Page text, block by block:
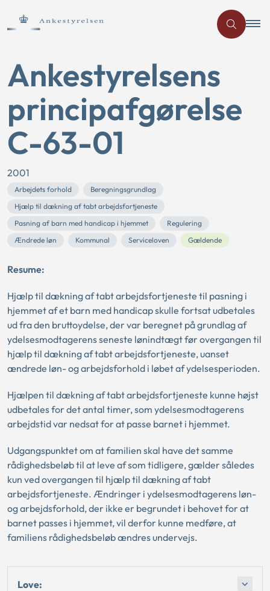
Ankestyrelsens
principafgørelse
C-63-01
2001
Arbejdets forhold
Beregningsgrundlag
Hjælp til dækning af tabt arbejdsfortjeneste
Pasning af barn med handicap i hjemmet
Regulering
Ændrede løn
Kommunal Serviceloven Gældende
Resume:
Hjælp til dækning af tabt arbejdsfortjeneste til pasning i
hjemmet af et barn med handicap skulle fortsat udbetales
ud fra den bruttoydelse, der var beregnet på grundlag af
ydelsesmodtagerens seneste lønindtægt før overgangen til
hjælp til dækning af tabt arbejdsfortjeneste, uanset
ændrede løn- og arbejdsforhold i løbet af ydelsesperioden.
Hjælpen til dækning af tabt arbejdsfortjeneste kunne højst
udbetales for det antal timer, som ydelsesmodtagerens
arbejdstid var nedsat for at passe barnet i hjemmet.
Udgangspunktet om at familien skal have det samme
rådighedsbeløb til at leve af som tidligere, gælder således
kun ved overgangen til hjælp til dækning af tabt
arbejdsfortjeneste. Ændringer i ydelsesmodtagerens løn-
og arbejdsforhold, der ikke er begrundet i behovet for at
barnet passes i hjemmet, vil derfor kunne medføre, at
familiens rådighedsbeløb ændres undervejs.
Love: